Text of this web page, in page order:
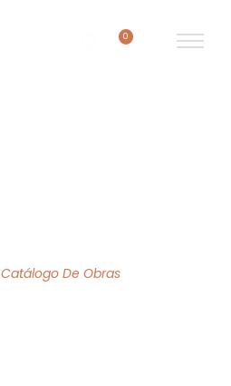
0
Catálogo De Obras